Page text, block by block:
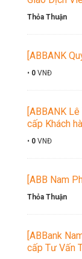
Thỏa Thuận
[ABBANK
• 0 VNĐ
[ABBANK
cấp Khách
• 0 VNĐ
[ABB Nam
Thỏa Thuận
[ABBank
cấp Tư Vấn